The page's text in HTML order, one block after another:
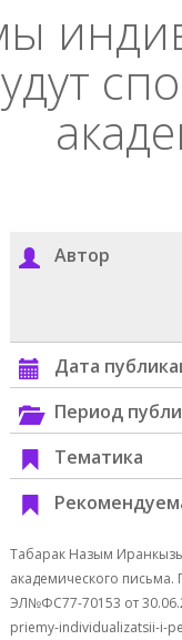
Автор
Дата
Период
Тематика
Табарак Назым
академического
ЭЛ№ФС77-70153 от
priemy-individualizatsii-i-